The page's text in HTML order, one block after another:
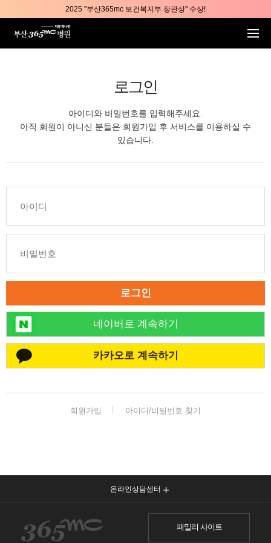
2025 "부산365mc 보건복지부 장관상" 수상!
부산365mc병원, 8/15(토) 광복절 정상진료
로그인
아이디와 비밀번호를 입력해주세요.
아직 회원이 아니신 분들은 회원가입 후 서비스를 이용하실 수
있습니다.
로그인
네이버로 계속하기
카카오로 계속하기
회원가입 아이디/비밀번호 찾기
온라인상담센터
패밀리 사이트